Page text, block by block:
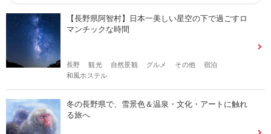
【長野県阿智村】日本一美しい星空の下で過ごすロ
マンチックな時間
長野 観光 自然景観 グルメ その他
宿泊
和風ホステル
冬の長野県で、雪景色＆温泉・文化・アートに触れ
る旅へ